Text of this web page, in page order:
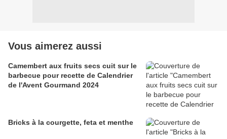
Vous aimerez aussi
Camembert aux fruits secs cuit sur le
barbecue pour recette de Calendrier
de l'Avent Gourmand 2024
Bricks à la courgette, feta et menthe